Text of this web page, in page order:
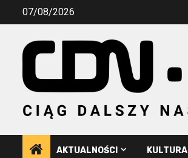
Przejdź07/08/2026
AKTUALNOŚCI KULTURA